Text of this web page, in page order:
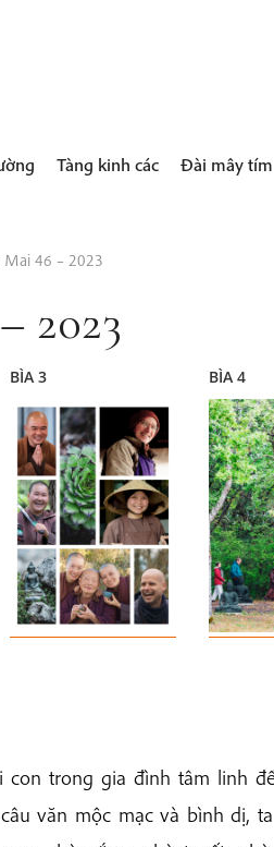
Tàng kinh các Đài mây tím
Mai 46 – 2023
2023
BÌA 3 BÌA 4
trong gia đình tâm linh
văn mộc mạc và bình dị,